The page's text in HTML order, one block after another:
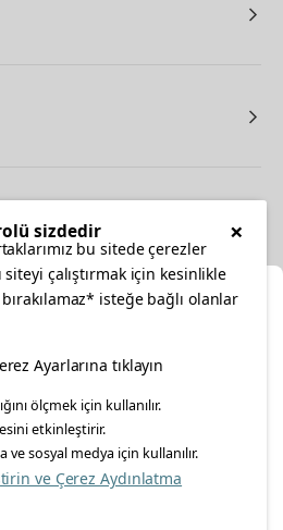
youtube
Politikası
size özel hizmet ve
konumuzu seçin.
×
sizdedir
bu sitede çerezler
siteyi çalıştırmak için kesinlikle
isteğe bağlı olanlar
Ayarlarına tıklayın
ölçmek için kullanılır.
etkinleştirir.
ve sosyal medya için kullanılır.
ve Çerez Aydınlatma